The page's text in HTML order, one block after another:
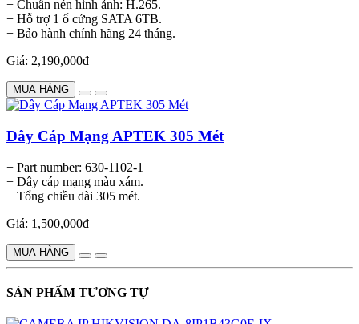
+ Chuẩn nén hình ảnh: H.265.
+ Hỗ trợ 1 ổ cứng SATA 6TB.
+ Bảo hành chính hãng 24 tháng.
Giá: 2,190,000đ
MUA HÀNG
Dây Cáp Mạng APTEK 305 Mét
+ Part number: 630-1102-1
+ Dây cáp mạng màu xám.
+ Tổng chiều dài 305 mét.
Giá: 1,500,000đ
MUA HÀNG
SẢN PHẨM TƯƠNG TỰ